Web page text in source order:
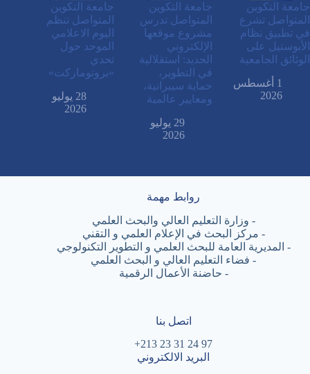
جامعة التكوين
المتواصل تشرع
في تطبيق نظام
الأبوستيل على
الوثائق الجامعية
1 أغسطس
2026
جامعة التكوين
المتواصل تدرس
مشروع موقعها
الإلكتروني
الجديد: استقلالية
في التطوير،
حماية سيبرانية،
ومعايير عالمية
29 يوليو
2026
جامعة التكوين
المتواصل تنظم
اليوم الاعلامي
الموحد حول
تحدي
«بروتوماركت»
28 يوليو
2026
روابط مهمة
- وزارة التعليم العالي والبحث العلمي
- مركز البحث في الإعلام العلمي و التقني
- المديرية العامة للبحث العلمي و التطوير التكنولوجي
- فضاء التعليم العالي و البحث العلمي
- حاضنة الأعمال الرقمية
اتصل بنا
97 24 31 23 213+
البريد الالكتروني